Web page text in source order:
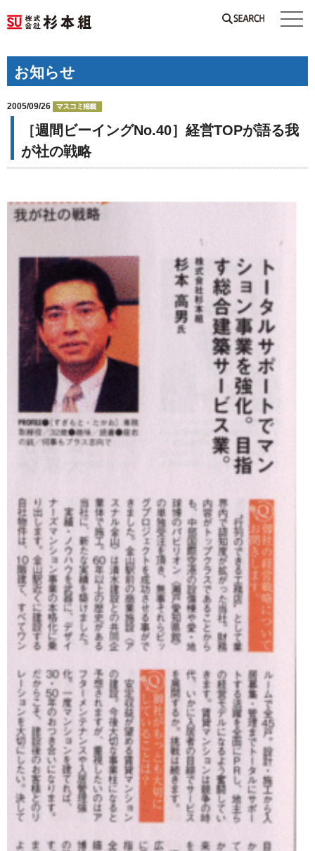
SEARCH
お知らせ
2005/09/26
［週間ビーイングNo.40］経営TOPが語る我
が社の戦略